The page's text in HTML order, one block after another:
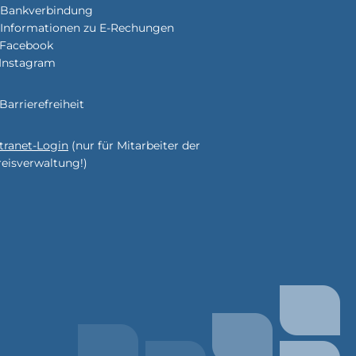
Bankverbindung
Informationen zu E-Rechungen
Facebook
Instagram
Barrierefreiheit
Login (nur für Mitarbeiter der